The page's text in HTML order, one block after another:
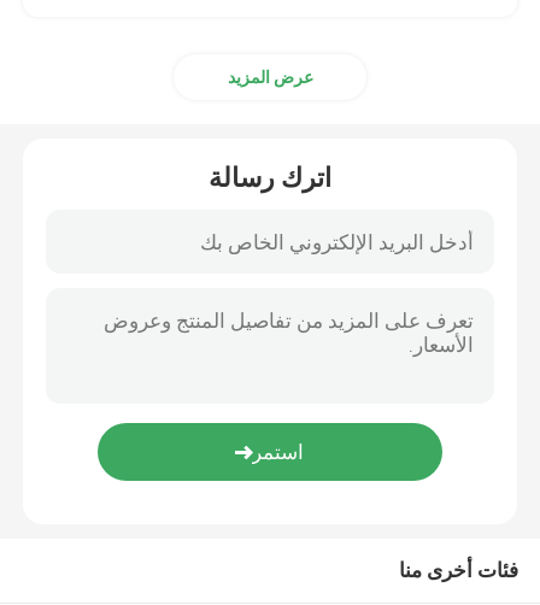
مشابك الشعلة و لفائف الإشعال
قطع غيار سيارات التبريد
قطع غيار مكابح السيارات
مشبك الحزام والقلاع
أجزاء القيادة الذاتية
عرض المزيد
اترك رسالة
فئات أخرى منا